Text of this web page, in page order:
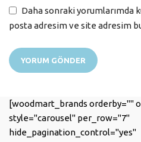
Daha sonraki yorumlarımda
posta adresim ve site adresim
[woodmart_brands orderby=""
style="carousel" per_row="7"
hide_pagination_control="yes"